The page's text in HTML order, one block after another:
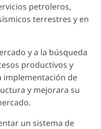
petroleros,
terrestres y en
y a la búsqueda
productivos y
implementación de
y mejorara su
un sistema de